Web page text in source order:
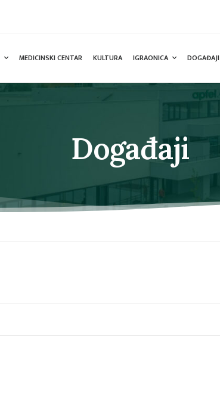
MEDICINSKI CENTAR KULTURA IGRAONICA DOGAĐAJI
Događaji